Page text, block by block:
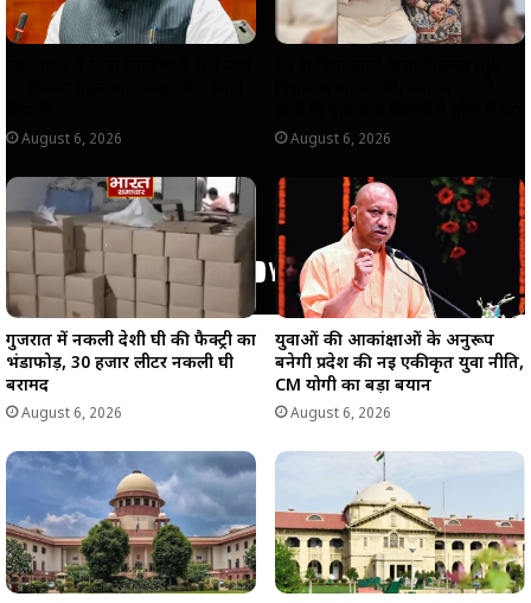
August 6, 2026 August 6, 2026
गुजरात में नकली देशी घी की फैक्ट्री का
भंडाफोड़, 30 हजार लीटर नकली घी
बरामद
August 6, 2026
युवाओं की आकांक्षाओं के अनुरूप
बनेगी प्रदेश की नई एकीकृत युवा नीति,
CM योगी का बड़ा बयान
August 6, 2026